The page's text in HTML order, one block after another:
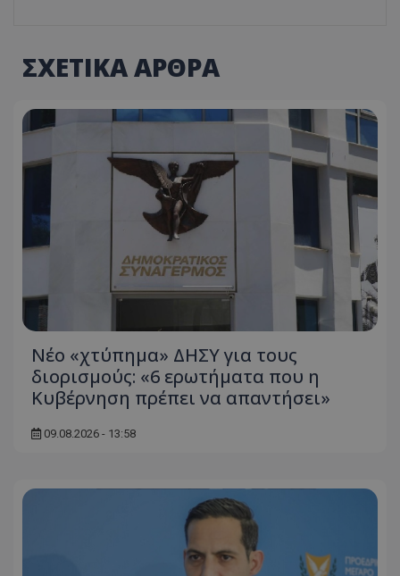
ΣΧΕΤΙΚΑ ΑΡΘΡΑ
Νέο «χτύπημα» ΔΗΣΥ για τους
διορισμούς: «6 ερωτήματα που η
Κυβέρνηση πρέπει να απαντήσει»
09.08.2026 - 13:58